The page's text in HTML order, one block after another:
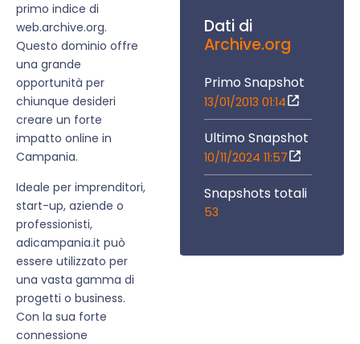
primo indice di
web.archive.org.
Questo dominio offre
una grande
opportunità per
chiunque desideri
creare un forte
impatto online in
Campania.
Ideale per imprenditori,
start-up, aziende o
professionisti,
adicampania.it può
essere utilizzato per
una vasta gamma di
progetti o business.
Con la sua forte
connessione
Dati di
Archive.org
Primo Snapshot
13/01/2013 01:14
Ultimo Snapshot
10/11/2024 11:57
Snapshots totali
53